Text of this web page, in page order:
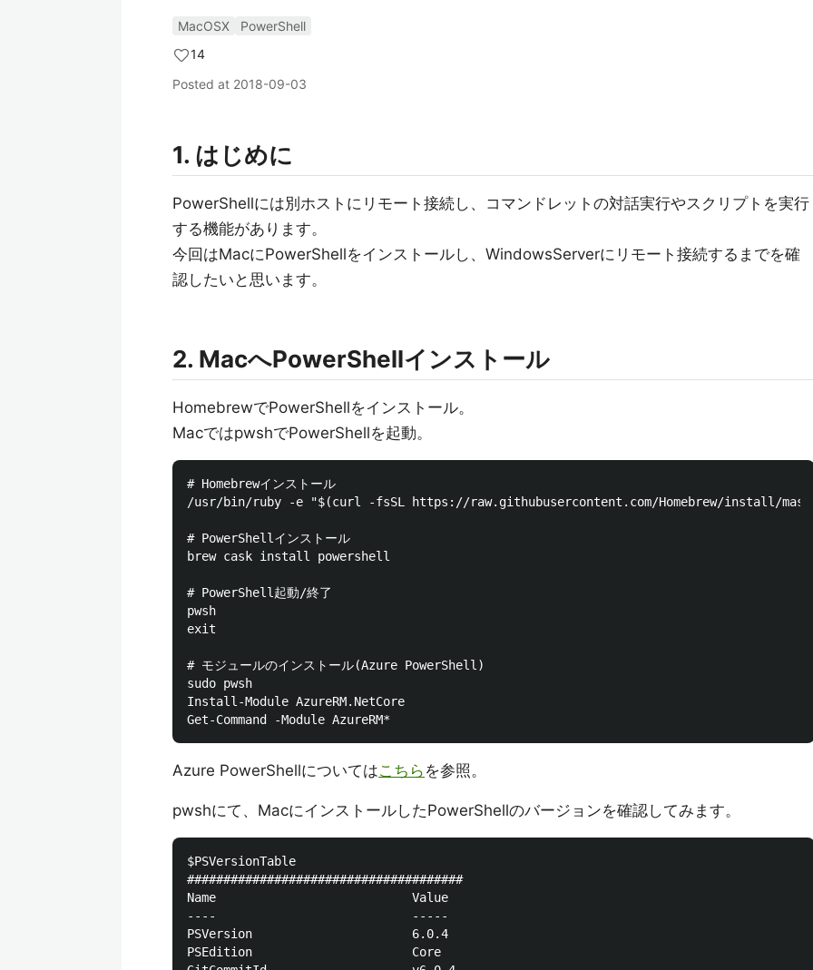
MacOSX
PowerShell
14
Posted at 2018-09-03
1. はじめに
PowerShellには別ホストにリモート接続し、コマンドレットの対話実行やスクリプトを実行
する機能があります。
今回はMacにPowerShellをインストールし、WindowsServerにリモート接続するまでを確
認したいと思います。
2. MacへPowerShellインストール
HomebrewでPowerShellをインストール。
MacではpwshでPowerShellを起動。
# Homebrewインストール
/usr/bin/ruby -e "$(curl -fsSL https://raw.githubusercontent.com/Homebrew/install/
# PowerShellインストール
brew cask install powershell
# PowerShell起動/終了
pwsh
exit
# モジュールのインストール(Azure PowerShell)
sudo pwsh
Install-Module AzureRM.NetCore
Azure PowerShellについてはこちら を参照。
pwshにて、MacにインストールしたPowerShellのバージョンを確認してみます。
$PSVersionTable
######################################
Name
----
PSVersion
PSEdition